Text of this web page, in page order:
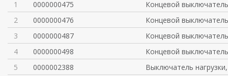
1 0000000475
Концевой выключатель
2
0000000476
Концевой выключатель
3
0000000487
Концевой выключатель
4
0000000498
Концевой выключатель
5
0000002388
Выключатель